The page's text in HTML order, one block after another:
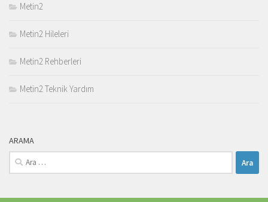
Metin2
Metin2 Hileleri
Metin2 Rehberleri
Metin2 Teknik Yardım
ARAMA
Arama: